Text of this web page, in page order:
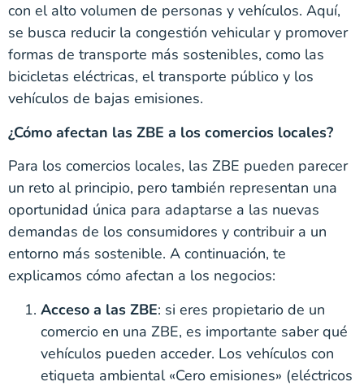
con el alto volumen de personas y vehículos. Aquí,
se busca reducir la congestión vehicular y promover
formas de transporte más sostenibles, como las
bicicletas eléctricas, el transporte público y los
vehículos de bajas emisiones.
¿Cómo afectan las ZBE a los comercios locales?
Para los comercios locales, las ZBE pueden parecer
un reto al principio, pero también representan una
oportunidad única para adaptarse a las nuevas
demandas de los consumidores y contribuir a un
entorno más sostenible. A continuación, te
explicamos cómo afectan a los negocios:
Acceso a las ZBE: si eres propietario de un
comercio en una ZBE, es importante saber qué
vehículos pueden acceder. Los vehículos con
etiqueta ambiental «Cero emisiones» (eléctricos